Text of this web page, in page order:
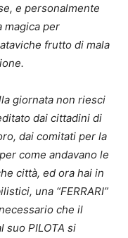
e personalmente
magica per
frutto di mala
giornata non riesci
dai cittadini di
dai comitati per la
come andavano le
città, ed ora hai in
una “FERRARI”
che il
suo PILOTA si